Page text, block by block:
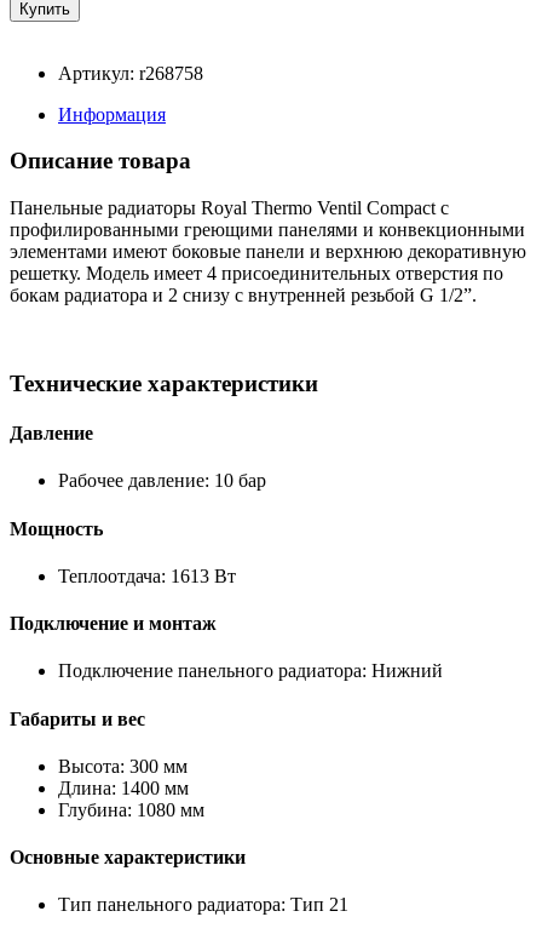
Артикул: r268758
Информация
Описание товара
Панельные радиаторы Royal Thermo Ventil Compact с
профилированными греющими панелями и конвекционными
элементами имеют боковые панели и верхнюю декоративную
решетку. Модель имеет 4 присоединительных отверстия по
бокам радиатора и 2 снизу с внутренней резьбой G 1/2”.
Технические характеристики
Давление
Рабочее давление: 10 бар
Мощность
Теплоотдача: 1613 Вт
Подключение и монтаж
Подключение панельного радиатора: Нижний
Габариты и вес
Высота: 300 мм
Длина: 1400 мм
Глубина: 1080 мм
Основные характеристики
Тип панельного радиатора: Тип 21